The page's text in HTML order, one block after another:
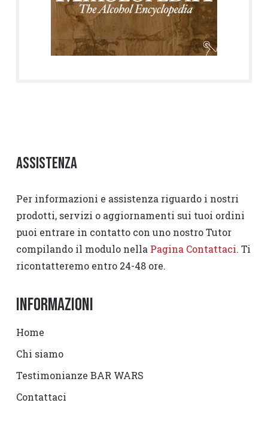
Assistenza
Per informazioni e assistenza riguardo i nostri
prodotti, servizi o aggiornamenti sui tuoi ordini
puoi entrare in contatto con uno nostro Tutor
compilando il modulo nella Pagina Contattaci. Ti
ricontatteremo entro 24-48 ore.
Informazioni
Home
Chi siamo
Testimonianze BAR WARS
Contattaci